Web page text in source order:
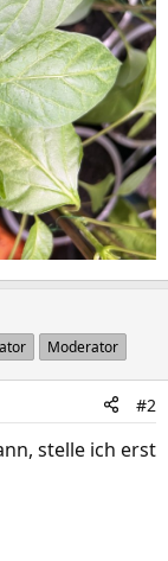
Moderator
#2
stelle ich erst